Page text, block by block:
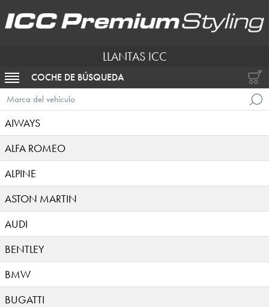
LLANTAS ICC
ACTIVAR NAVEGACIÓN
COCHE DE BÚSQUEDA
Marca del vehículo
AIWAYS
ALFA ROMEO
ALPINE
ASTON MARTIN
AUDI
BENTLEY
BMW
BUGATTI